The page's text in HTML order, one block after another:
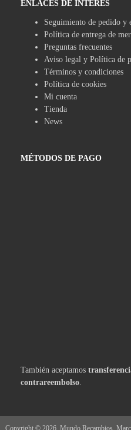
ENLACES DE INTERÉS
Seguimiento de pedido y
Política de entrega de
Preguntas frecuentes
Aviso legal y Política de
Términos y condiciones
Política de cookies
Mi cuenta
Tienda
News
MÉTODOS DE PAGO
También aceptamos
contrareembolso
Copyright © 2026 Mundo Recambios,